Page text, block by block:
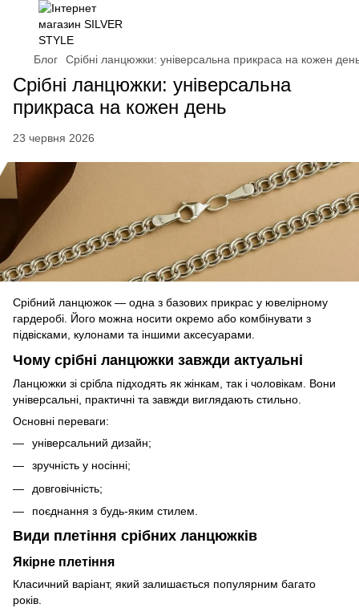
Блог Срібні ланцюжки: універсальна прикраса на кожен
Срібні ланцюжки: універсальна
прикраса на кожен день
23 червня 2026
Срібний ланцюжок — одна з базових прикрас у ювелірному
гардеробі. Його можна носити окремо або комбінувати з
підвісками, кулонами та іншими аксесуарами.
Чому срібні ланцюжки завжди актуальні
Ланцюжки зі срібла підходять як жінкам, так і чоловікам. Вони
універсальні, практичні та завжди виглядають стильно.
Основні переваги:
універсальний дизайн;
зручність у носінні;
довговічність;
поєднання з будь-яким стилем.
Види плетіння срібних ланцюжків
Якірне плетіння
Класичний варіант, який залишається популярним багато
років.